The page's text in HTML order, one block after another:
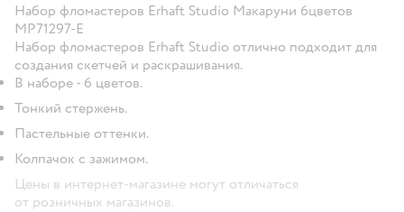
Набор фломастеров Erhaft Studio Макаруни 6цветов
MP71297-E
Набор фломастеров Erhaft Studio отлично подходит для
создания скетчей и раскрашивания.
В наборе - 6 цветов.
Тонкий стержень.
Пастельные оттенки.
Колпачок с зажимом.
Цены в интернет-магазине могут отличаться
от розничных магазинов.